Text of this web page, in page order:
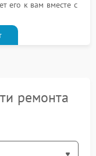
его к вам вместе с
ремонта